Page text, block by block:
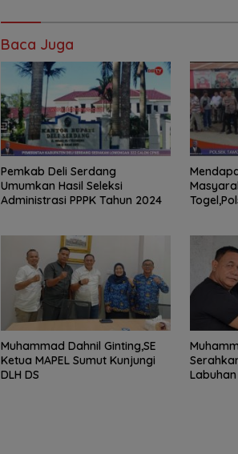
Baca Juga
Pemkab Deli Serdang
Umumkan Hasil Seleksi
Administrasi PPPK Tahun 2024
Muhammad Dahnil Ginting,SE
Ketua MAPEL Sumut Kunjungi
DLH DS